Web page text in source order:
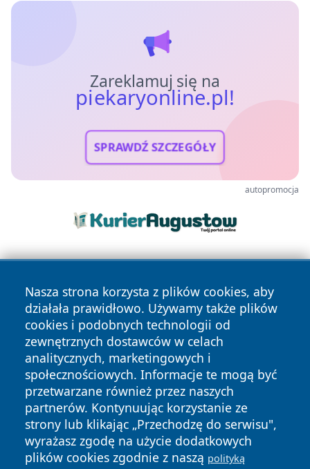
Zareklamuj się na
piekaryonline.pl!
SPRAWDŹ SZCZEGÓŁY
autopromocja
Nasza strona korzysta z plików cookies, aby
działała prawidłowo. Używamy także plików
cookies i podobnych technologii od
zewnętrznych dostawców w celach
analitycznych, marketingowych i
społecznościowych. Informacje te mogą być
przetwarzane również przez naszych
partnerów. Kontynuując korzystanie ze
strony lub klikając „Przechodzę do serwisu",
wyrażasz zgodę na użycie dodatkowych
plików cookies zgodnie z naszą polityką
Copyright © 2026 piekaryonline.pl Wszystkie prawa
zastrzeżone.
News Autorzy
Polityka
Prywatności
Polityka
Cookies